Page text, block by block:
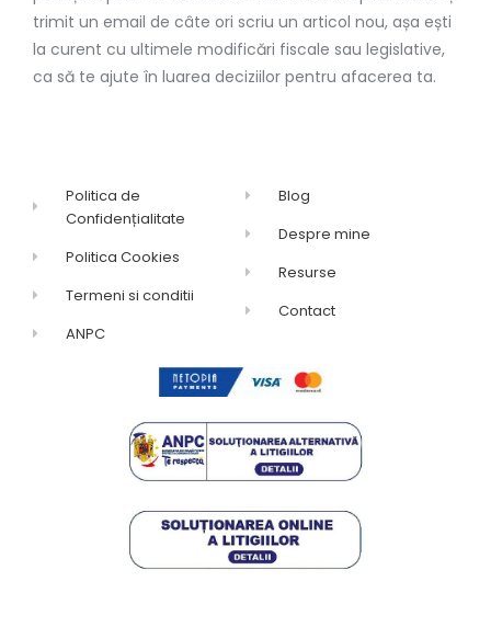
trimit un email de câte ori scriu un articol nou, așa ești
la curent cu ultimele modificări fiscale sau legislative,
ca să te ajute în luarea deciziilor pentru afacerea ta.
Politica de
Confidențialitate
Politica Cookies
Termeni si conditii
ANPC
Blog
Despre mine
Resurse
Contact